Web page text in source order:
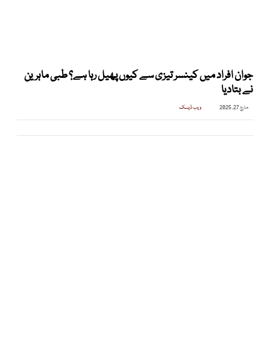
جوان افراد میں کینسر تیزی سے کیوں پھیل رہا ہے؟ طبی ماہرین
نے بتادیا
مارچ 27, 2025 ویب ڈیسک